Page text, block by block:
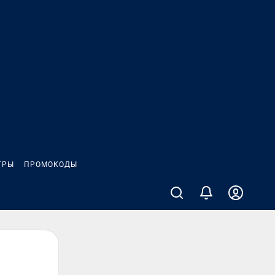
ПРОМОКОДЫ